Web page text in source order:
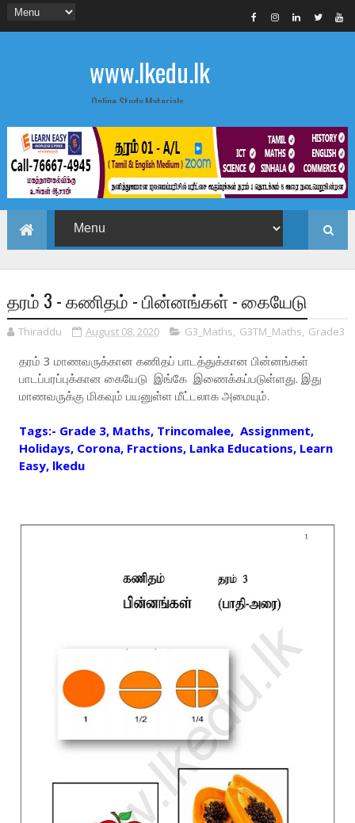
www.lkedu.lk
Online Study Materials
தரம் 3 - கணிதம் - பின்னங்கள் - கையேடு
Thiraddu August 08, 2020 G3_Maths, G3TM_Maths, Grade3
தரம் 3 மாணவருக்கான கணிதப் பாடத்துக்கான பின்னங்கள்
பாடப்பரப்புக்கான கையேடு இங்கே இணைக்கப்படுள்ளது. இது
மாணவருக்கு மிகவும் பயனுள்ள மீட்டலாக அமையும்.
Tags:- Grade 3, Maths, Trincomalee, Assignment,
Holidays, Corona, Fractions, Lanka Educations, Learn
Easy, lkedu